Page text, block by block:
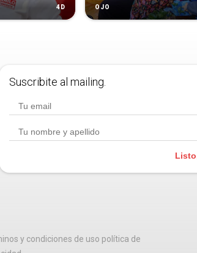
4D OJO
Suscribite al mailing.
y condiciones de uso política de